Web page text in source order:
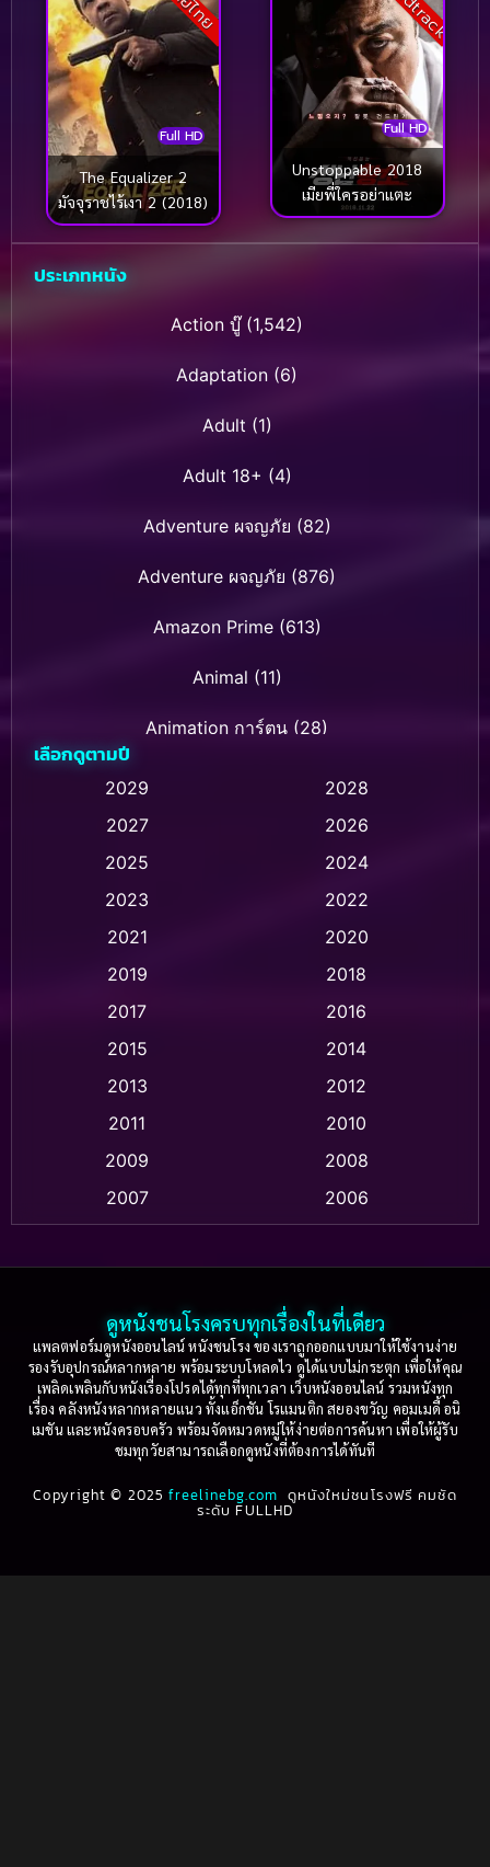
Full HD
The Equalizer 2
มัจจุราชไร้เงา 2 (2018)
Full HD
Unstoppable 2018
เมียพี่ใครอย่าแตะ
ประเภทหนัง
Action บู๊(1,542)
Adaptation (6)
Adult (1)
Adult 18+ (4)
Adventure ผจญภัย (82)
Adventure ผจญภัย (876)
Amazon Prime(613)
Animal (11)
Animation การ์ตูน (28)
Animation การ์ตูน (236)
Animation การ์ตูน (32)
Animation แอนิเมชั่น (1)
Animation แอนิเมชัน (1)
Based on a True Story เรื่องจริง(75)
Based on Novel(16)
Betrayal(1)
Biography(3)
เลือกดูตามปี
2029
2028
2027
2026
2025
2024
2023
2022
2021
2020
2019
2018
2017
2016
2015
2014
2013
2012
2011
2010
2009
2008
2007
2006
2003
2002
2001
2000
1999
1998
1997
1996
1995
1994
1993
1992
1991
1990
ดูหนังชนโรงครบทุกเรื่องในที่เดียว
แพลตฟอร์มดูหนังออนไลน์ หนังชนโรง ของเราถูกออกแบบมาให้ใช้งานง่าย
รองรับอุปกรณ์หลากหลาย พร้อมระบบโหลดไว ดูได้แบบไม่กระตุก เพื่อให้คุณ
เพลิดเพลินกับหนังเรื่องโปรดได้ทุกที่ทุกเวลา เว็บหนังออนไลน์ รวมหนังทุก
เรื่อง คลังหนังหลากหลายแนว ทั้งแอ็กชัน โรแมนติก สยองขวัญ คอมเมดี้ อนิ
เมชัน และหนังครอบครัว พร้อมจัดหมวดหมู่ให้ง่ายต่อการค้นหา เพื่อให้ผู้รับ
ชมทุกวัยสามารถเลือกดูหนังที่ต้องการได้ทันที
Copyright © 2025freelinebg.com ดูหนังใหม่ชนโรงฟรี คมชัด
ระดับ FULLHD